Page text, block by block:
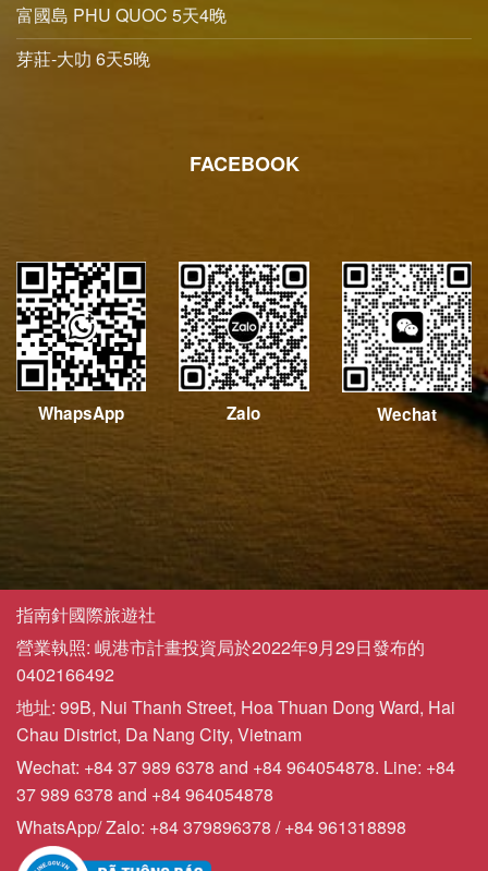
富國島 PHU QUOC 5天4晚
芽莊-大叻 6天5晚
FACEBOOK
WhapsApp Zalo Wechat
指南針國際旅遊社
營業執照: 峴港市計畫投資局於2022年9月29日發布的
0402166492
地址: 99B, Nui Thanh Street, Hoa Thuan Dong Ward, Hai
Chau District, Da Nang City, Vietnam
Wechat: +84 37 989 6378 and +84 964054878. Line: +84
37 989 6378 and +84 964054878
WhatsApp/ Zalo: +84 379896378 / +84 961318898